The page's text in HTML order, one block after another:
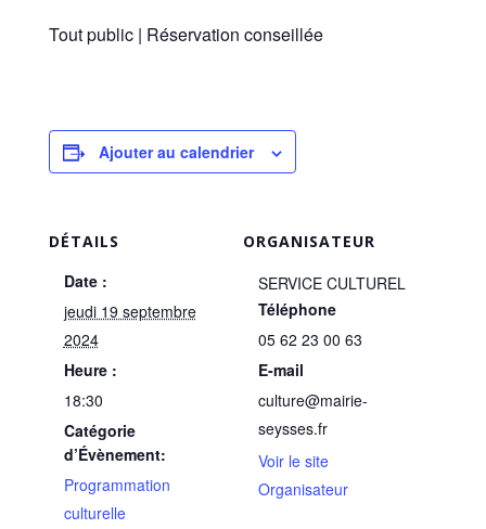
Tout public | Réservation conseillée
Ajouter au calendrier
DÉTAILS
Date :
jeudi 19 septembre
2024
Heure :
18:30
Catégorie
d’Évènement:
Programmation
culturelle
ORGANISATEUR
SERVICE CULTUREL
Téléphone
05 62 23 00 63
E-mail
culture@mairie-
seysses.fr
Voir le site
Organisateur